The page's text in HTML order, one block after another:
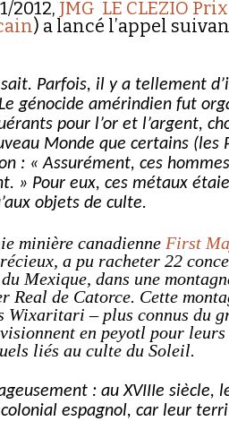
2012, JMG LE CLEZIO
) a lancé l’appel
Parfois, il y a tellement
génocide amérindien fut
pour l’or et l’argent,
Monde que certains (les
: « Assurément, ces
» Pour eux, ces métaux
objets de culte.
minière canadienne First
a pu racheter 22
Mexique, dans une
Real de Catorce. Cette
Wixaritari – plus connus du
en peyotl pour
liés au culte du Soleil.
: au XVIIIe siècle,
espagnol, car leur